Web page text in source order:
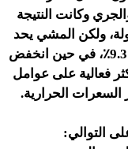
وكانت النتيجة
ولكن المشي يحد
من مخاطر الإصابة بأمراض القلب بنسبة 9.3٪، في حين انخفض
أكثر فعالية على عوامل
الحرارية.
التوالي: